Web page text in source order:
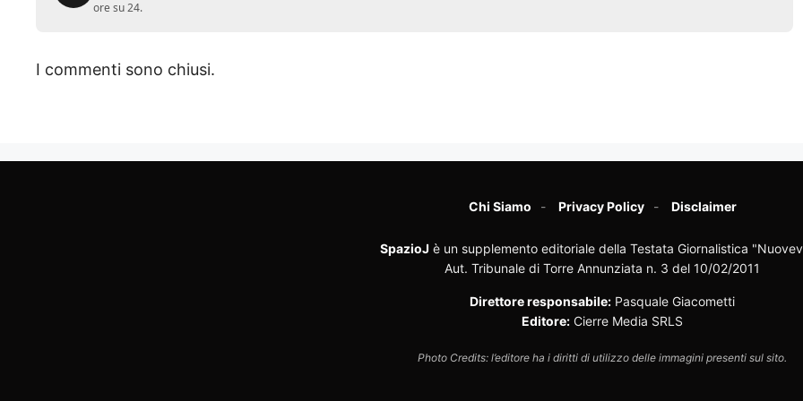
ore su 24.
I commenti sono chiusi.
Chi Siamo Privacy Policy Disclaimer
SpazioJ è un supplemento editoriale della Testata Giornalistica
Aut. Tribunale di Torre Annunziata n. 3 del 10/02/2011
Direttore responsabile: Pasquale Giacometti
Editore: Cierre Media SRLS
Photo Credits: l’editore ha i diritti di utilizzo delle immagini presenti sul sito.